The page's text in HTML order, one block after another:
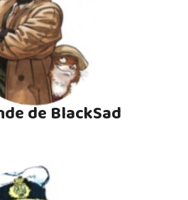
de BlackSad